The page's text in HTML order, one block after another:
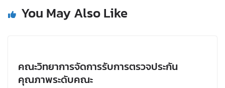
You May Also Like
คณะวิทยาการจัดการรับการตรวจประกัน
คุณภาพระดับคณะ